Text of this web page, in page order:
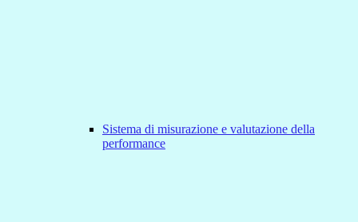
Sistema di misurazione e valutazione della
performance